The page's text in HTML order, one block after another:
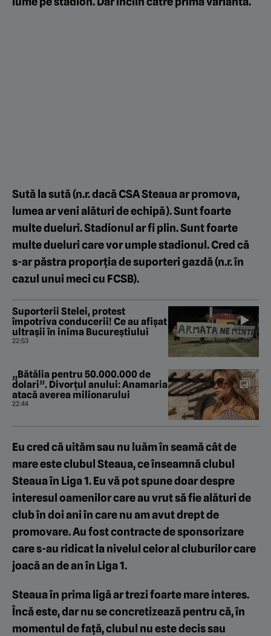
Sută la sută (n.r. dacă CSA Steaua ar promova,
lumea ar veni alături de echipă). Sunt foarte
multe dueluri. Stadionul ar fi plin. Sunt foarte
multe dueluri care vor umple stadionul. Cred că
s-ar păstra proporția de suporteri gazdă (n.r. în
cazul unui meci cu FCSB).
Suporterii Stelei, protest
împotriva conducerii! Ce au afișat
ultrașii în inima Bucureștiului
22:53
„Bătălia pentru 50.000.000 de
dolari”. Divorțul anului: Anamaria
atacă averea milionarului
22:44
Eu cred că uităm sau nu luăm în seamă cât de
mare este clubul Steaua, ce înseamnă clubul
Steaua în Liga 1. Eu vă pot spune doar despre
interesul oamenilor care au vrut să fie alături de
club în doi ani în care nu am avut drept de
promovare. Au fost contracte de sponsorizare
care s-au ridicat la nivelul celor al cluburilor care
joacă an de an în Liga 1.
Steaua în prima ligă ar trezi foarte mare interes.
Încă este, dar nu se concretizează pentru că, în
momentul de față, clubul nu este decis sau